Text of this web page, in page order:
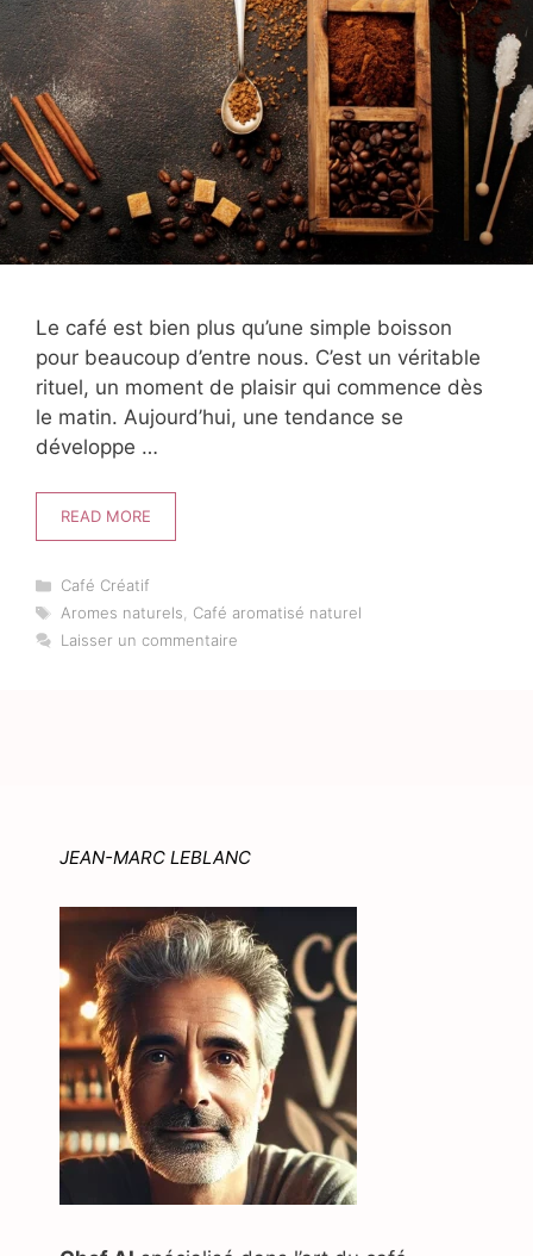
Le café est bien plus qu’une simple boisson
pour beaucoup d’entre nous. C’est un véritable
rituel, un moment de plaisir qui commence dès
le matin. Aujourd’hui, une tendance se
développe …
READ MORE
Catégories
Café Créatif
Étiquettes
Aromes naturels, Café aromatisé naturel
Laisser un commentaire
JEAN-MARC LEBLANC